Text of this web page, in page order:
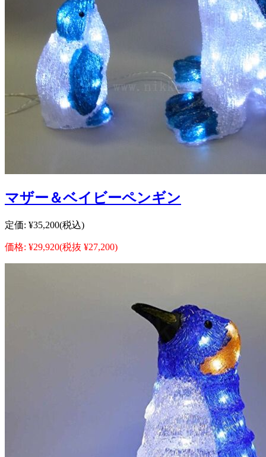
マザー＆ベイビーペンギン
定価: ¥35,200(税込)
価格: ¥29,920(税抜 ¥27,200)